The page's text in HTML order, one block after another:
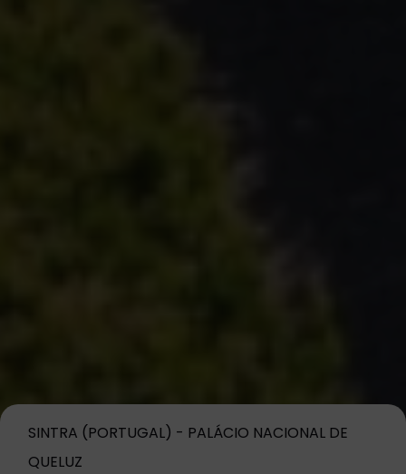
SINTRA (PORTUGAL) - PALÁCIO NACIONAL DE
QUELUZ